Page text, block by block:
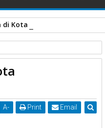
Kota Padang Terganggu
A- Print Email